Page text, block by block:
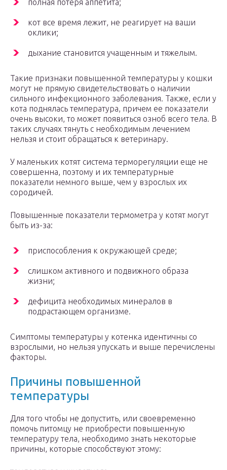
полная потеря аппетита;
кот все время лежит, не реагирует на ваши
оклики;
дыхание становится учащенным и тяжелым.
Такие признаки повышенной температуры у кошки
могут не прямую свидетельствовать о наличии
сильного инфекционного заболевания. Также, если у
кота поднялась температура, причем ее показатели
очень высоки, то может появиться озноб всего тела. В
таких случаях тянуть с необходимым лечением
нельзя и стоит обращаться к ветеринару.
У маленьких котят система терморегуляции еще не
совершенна, поэтому и их температурные
показатели немного выше, чем у взрослых их
сородичей.
Повышенные показатели термометра у котят могут
быть из-за:
приспособления к окружающей среде;
слишком активного и подвижного образа
жизни;
дефицита необходимых минералов в
подрастающем организме.
Симптомы температуры у котенка идентичны со
взрослыми, но нельзя упускать и выше перечислены
факторы.
Причины повышенной
температуры
Для того чтобы не допустить, или своевременно
помочь питомцу не приобрести повышенную
температуру тела, необходимо знать некоторые
причины, которые способствуют этому: